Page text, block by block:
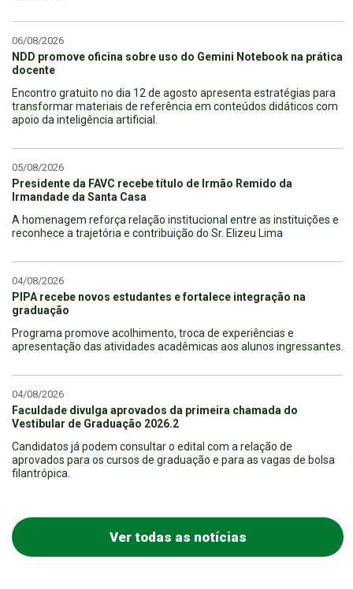
06/08/2026
NDD promove oficina sobre uso do Gemini Notebook na prática
docente
Encontro gratuito no dia 12 de agosto apresenta estratégias para
transformar materiais de referência em conteúdos didáticos com
apoio da inteligência artificial.
05/08/2026
Presidente da FAVC recebe título de Irmão Remido da
Irmandade da Santa Casa
A homenagem reforça relação institucional entre as instituições e
reconhece a trajetória e contribuição do Sr. Elizeu Lima
04/08/2026
PIPA recebe novos estudantes e fortalece integração na
graduação
Programa promove acolhimento, troca de experiências e
apresentação das atividades acadêmicas aos alunos ingressantes.
04/08/2026
Faculdade divulga aprovados da primeira chamada do
Vestibular de Graduação 2026.2
Candidatos já podem consultar o edital com a relação de
aprovados para os cursos de graduação e para as vagas de bolsa
filantrópica.
Ver todas as notícias